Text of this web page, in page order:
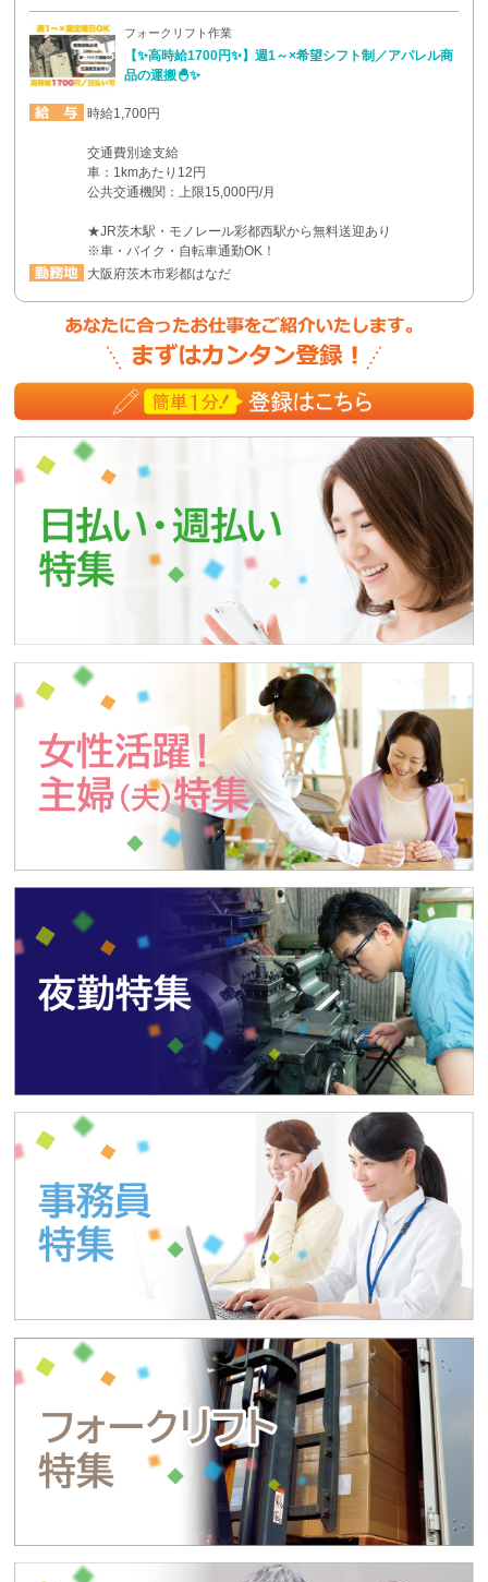
フォークリフト作業
【✨高時給1700円✨】週1～×希望シフト制／アパレル商
品の運搬🐣✨
時給1,700円
交通費別途支給
車：1kmあたり12円
公共交通機関：上限15,000円/月
★JR茨木駅・モノレール彩都西駅から無料送迎あり
※車・バイク・自転車通勤OK！
大阪府茨木市彩都はなだ